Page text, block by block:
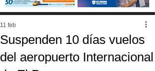
Suspenden 10 días vuelos
del aeropuerto Internacional
11 feb